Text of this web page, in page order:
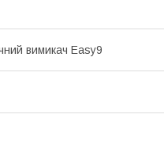
вимикач Easy9